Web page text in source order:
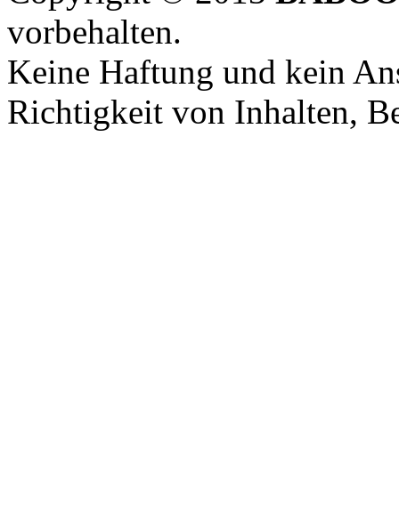
vorbehalten.
Keine Haftung und kein
Richtigkeit von Inhalten,